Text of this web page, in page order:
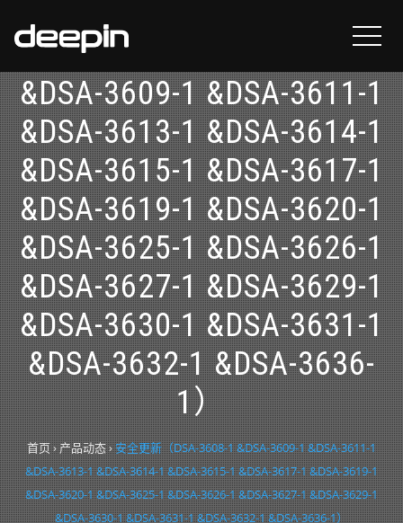
安全更新（DSA-3608-1
&DSA-3609-1 &DSA-3611-1
&DSA-3613-1 &DSA-3614-1
&DSA-3615-1 &DSA-3617-1
&DSA-3619-1 &DSA-3620-1
&DSA-3625-1 &DSA-3626-1
&DSA-3627-1 &DSA-3629-1
&DSA-3630-1 &DSA-3631-1
&DSA-3632-1 &DSA-3636-
1）
首页 ›产品动态›安全更新（DSA-3608-1 &DSA-3609-1 &DSA-3611-1
&DSA-3613-1 &DSA-3614-1 &DSA-3615-1 &DSA-3617-1 &DSA-3619-1
&DSA-3620-1 &DSA-3625-1 &DSA-3626-1 &DSA-3627-1 &DSA-3629-1
&DSA-3630-1 &DSA-3631-1 &DSA-3632-1 &DSA-3636-1）